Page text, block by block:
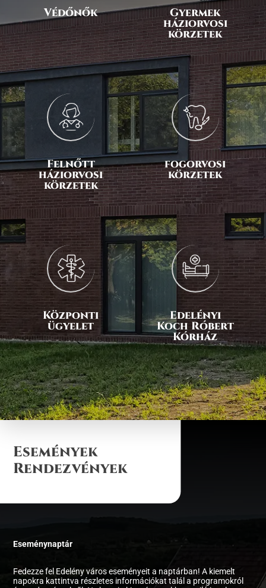
Védőnők Gyermek
háziorvosi
körzetek
Felnőtt
háziorvosi
körzetek
fogorvosi
körzetek
Központi
ügyelet
Edelényi
Koch Róbert
Kórház
Eseménynaptár
Fedezze fel Edelény város eseményeit a naptárban! A kiemelt
napokra kattintva részletes információkat talál a programokról
Események
Rendezvények